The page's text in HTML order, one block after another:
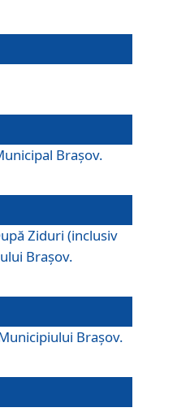
Braşov.
Ziduri (inclusiv
Braşov.
Braşov.